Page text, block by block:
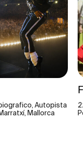
Autopista
Mallorca